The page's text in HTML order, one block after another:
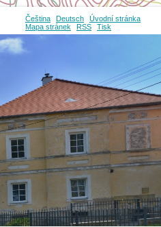
Čeština Deutsch
Úvodní stránka
Mapa stránek
RSS Tisk